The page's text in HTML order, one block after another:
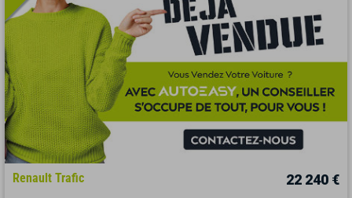
Renault Trafic 22 240 €